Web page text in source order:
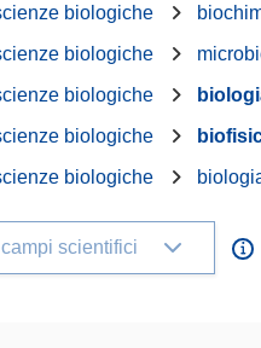
biologiche
biologiche
biologiche
biologiche
biologiche
scientifici